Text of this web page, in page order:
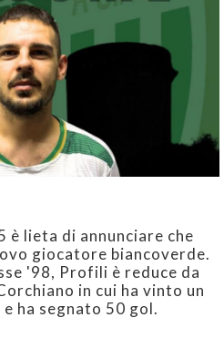
è lieta di annunciare che
giocatore biancoverde.
'98, Profili è reduce da
in cui ha vinto un
ha segnato 50 gol.